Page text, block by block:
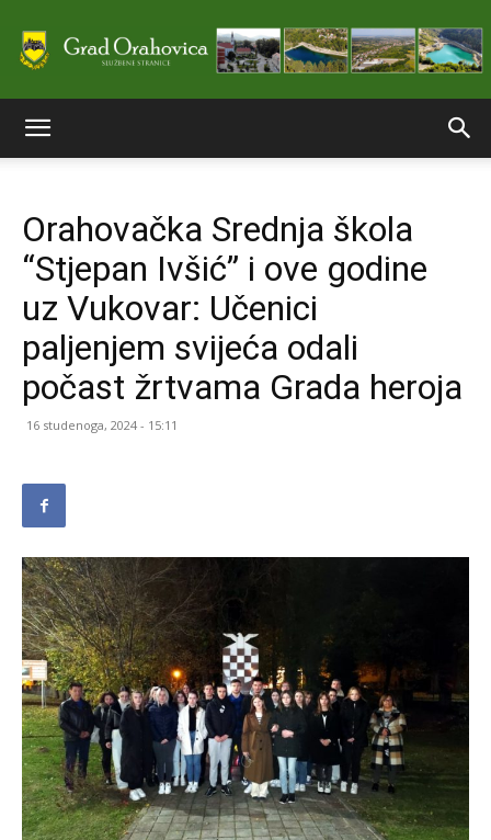
stranice
Grada
Orahovačka Srednja škola
“Stjepan Ivšić” i ove godine
uz Vukovar: Učenici
paljenjem svijeća odali
počast žrtvama Grada heroja
16 studenoga, 2024 - 15:11